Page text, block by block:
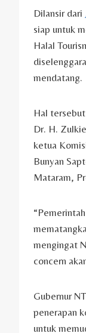
Dilansir dari
siap untuk
Halal
mendatang.
Hal
Dr. H.
ketua
Bunyan
Mataram,
mengingat
concern
Gubernur
penerapan
untuk